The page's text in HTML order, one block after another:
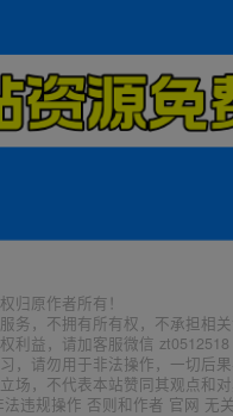
归原作者所有！
务，不拥有所有权，不承担相关
利益，请加客服微信 zt0512518
，请勿用于非法操作，一切后果
场，不代表本站赞同其观点和对
违规操作 否则和作者 官网 无关